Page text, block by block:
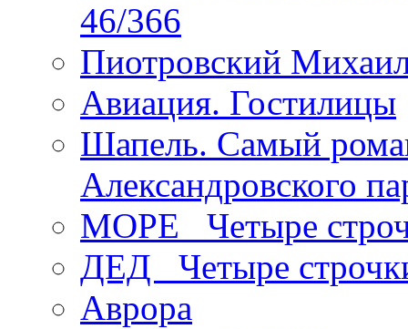
46/366
Пиотровский
Авиация. Гостилицы
Шапель. Самый
Александровского
МОРЕ _Четыре
ДЕД _Четыре
Аврора